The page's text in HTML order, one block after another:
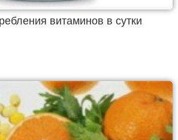
витаминов в сутки